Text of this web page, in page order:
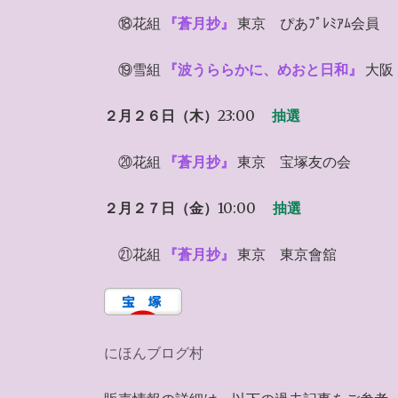
⑱花組 『蒼月抄』 東京 ぴあﾌﾟﾚﾐｱﾑ会員
⑲雪組 『波うららかに、めおと日和』 大
２月２６日（木） 23:00 抽選
⑳花組 『蒼月抄』 東京 宝塚友の会
２月２７日（金） 10:00 抽選
㉑花組 『蒼月抄』 東京 東京會舘
にほんブログ村